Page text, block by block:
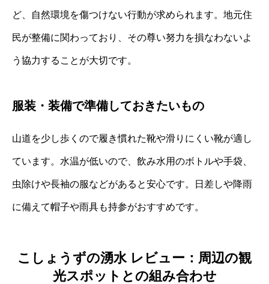
ど、自然環境を傷つけない行動が求められます。地元住
民が整備に関わっており、その尊い努力を損なわないよ
う協力することが大切です。
服装・装備で準備しておきたいもの
山道を少し歩くので履き慣れた靴や滑りにくい靴が適し
ています。水温が低いので、飲み水用のボトルや手袋、
虫除けや長袖の服などがあると安心です。日差しや降雨
に備えて帽子や雨具も持参がおすすめです。
こしょうずの湧水 レビュー：周辺の観
光スポットとの組み合わせ